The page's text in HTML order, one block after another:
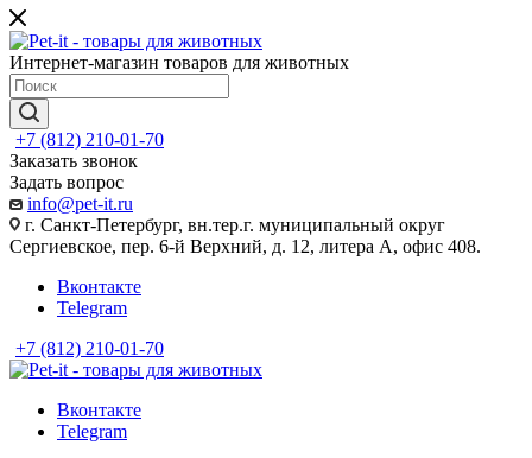
Интернет-магазин товаров для животных
+7 (812) 210-01-70
Заказать звонок
Задать вопрос
info@pet-it.ru
г. Санкт-Петербург, вн.тер.г. муниципальный округ
Сергиевское, пер. 6-й Верхний, д. 12, литера А, офис 408.
Вконтакте
Telegram
+7 (812) 210-01-70
Вконтакте
Telegram